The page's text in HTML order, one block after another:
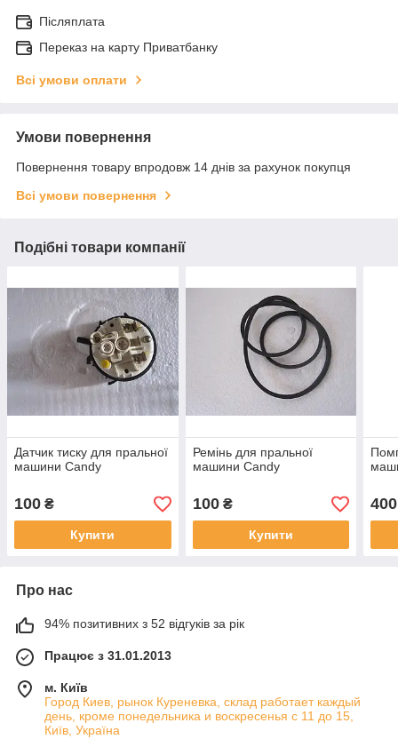
Післяплата
Переказ на карту Приватбанку
Всі умови оплати
Умови повернення
Повернення товару впродовж 14 днів за рахунок покупця
Всі умови повернення
Подібні товари компанії
Датчик тиску для пральної
машини Candy
100 ₴
Купити
Ремінь для пральної
машини Candy
100₴
Купити
400
Про нас
94% позитивних з 52 відгуків за рік
Працює з 31.01.2013
м. Київ
Город Киев, рынок Куреневка, склад работает каждый
день, кроме понедельника и воскресенья с 11 до 15,
Київ, Україна